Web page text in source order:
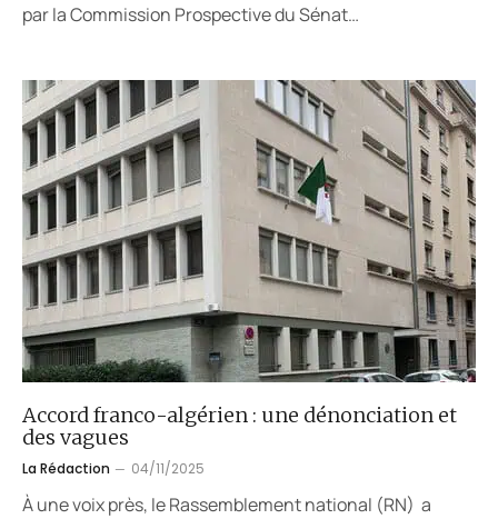
par la Commission Prospective du Sénat…
Accord franco-algérien : une dénonciation et
des vagues
La Rédaction 04/11/2025
À une voix près, le Rassemblement national (RN) a